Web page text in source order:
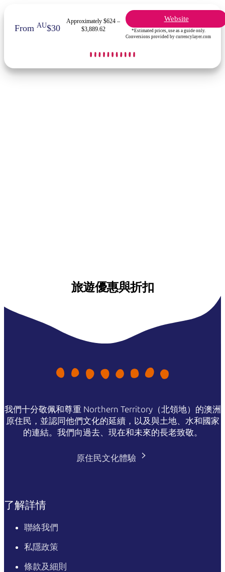
FromAU$30
Approximately $624 –
$3,889.62
Website
*Estimated prices, use as a guide only.
Conversions provided by currencylayer.com
旅遊優惠與折扣
我們十分敬佩和尊重 Northern Territory（北領地）的澳洲
原住民，並認同他們文化的延續，以及與土地、水和國家
的連結。我們向過去、現在和未來的長老致敬。
原住民文化體驗
了解詳情
聯絡我們
私隱政策
條款及細則